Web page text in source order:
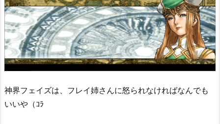
神界フェイズは、フレイ姉さんに怒られなければなんでも
いいや（ｺﾗ